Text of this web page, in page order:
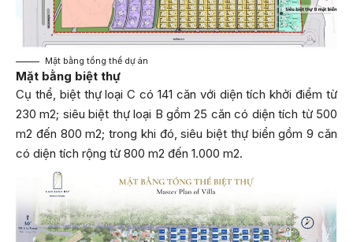
Mặt bằng tổng thể dự án
Mặt bằng biệt thự
Cụ thể, biệt thự loại C có 141 căn với diện tích khởi điểm từ
230 m2; siêu biệt thự loại B gồm 25 căn có diện tích từ 500
m2 đến 800 m2; trong khi đó, siêu biệt thự biển gồm 9 căn
có diện tích rộng từ 800 m2 đến 1.000 m2.